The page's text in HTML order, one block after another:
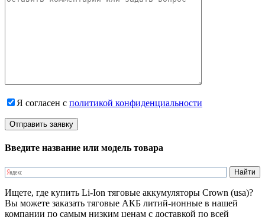
Я согласен с политикой конфиденциальности
Введите название или модель товара
Ищете, где купить Li-Ion тяговые аккумуляторы Crown (usa)?
Вы можете заказать тяговые АКБ литий-ионные в нашей
компании по самым низким ценам с доставкой по всей